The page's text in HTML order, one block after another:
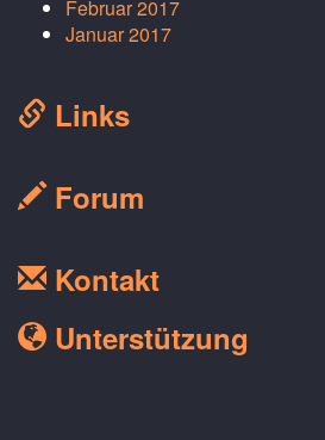
Februar 2017
Januar 2017
Links
Forum
Kontakt
Unterstützung